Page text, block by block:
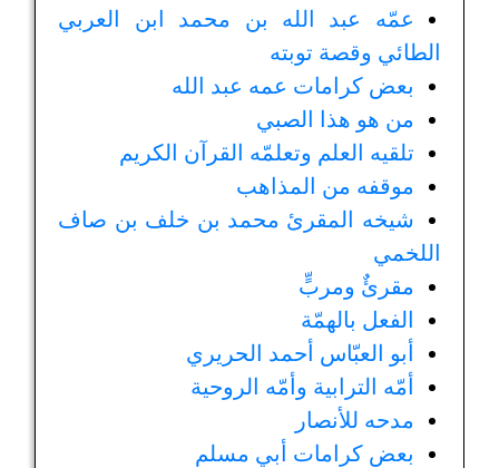
عمّه عبد الله بن محمد ابن العربي
الطائي وقصة توبته
بعض كرامات عمه عبد الله
من هو هذا الصبي
تلقيه العلم وتعلمّه القرآن الكريم
موقفه من المذاهب
شيخه المقرئ محمد بن خلف بن صاف
اللخمي
مقرئٌ ومربٍّ
الفعل بالهمّة
أبو العبّاس أحمد الحريري
أمّه الترابية وأمّه الروحية
مدحه للأنصار
بعض كرامات أبي مسلم